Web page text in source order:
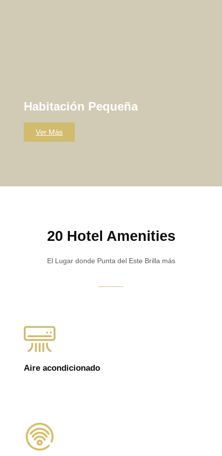
Habitación Pequeña
Ver Más
20 Hotel Amenities
El Lugar donde Punta del Este Brilla más
Aire acondicionado